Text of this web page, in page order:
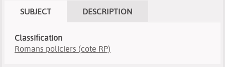
SUBJECT DESCRIPTION
Classification
Romans policiers (cote RP)